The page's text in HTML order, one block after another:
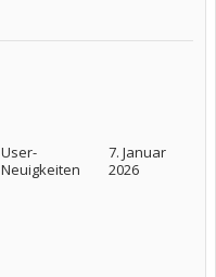
User-
Neuigkeiten
7. Januar
2026